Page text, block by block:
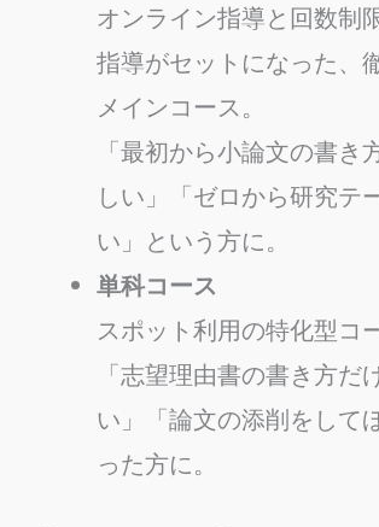
オンライン指導と回数制
指導がセットになった、
メインコース。
「最初から小論文の書き
しい」「ゼロから研究テ
い」という方に。
単科コース
スポット利用の特化型コ
「志望理由書の書き方だ
い」「論文の添削をして
った方に。